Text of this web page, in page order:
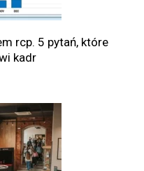
rcp. 5 pytań, które
kadr